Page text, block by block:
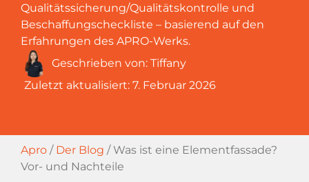
Qualitätssicherung/Qualitätskontrolle und
Beschaffungscheckliste – basierend auf den
Erfahrungen des APRO-Werks.
Geschrieben von: Tiffany
Zuletzt aktualisiert: 7. Februar 2026
Apro / Der Blog /Was ist eine Elementfassade?
Vor- und Nachteile